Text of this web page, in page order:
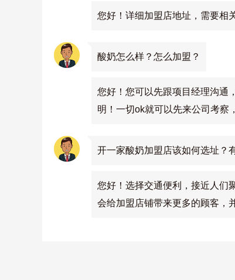
您好！详细加盟店地址，需要相
酸奶怎么样？怎么加盟？
您好！您可以先跟项目经理沟通
明！一切ok就可以先来公司考察
开一家酸奶加盟店该如何选址？
您好！选择交通便利，接近人们
会给加盟店铺带来更多的顾客，